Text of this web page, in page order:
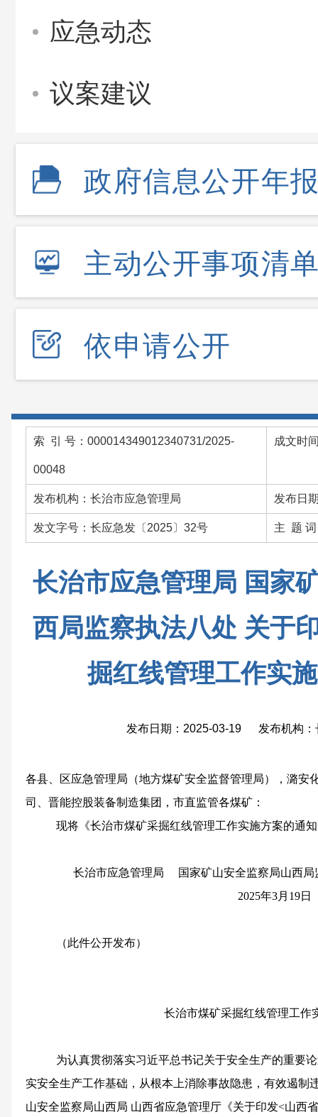
应急动态
议案建议
政府信息公开年
主动公开事项清
依申请公开
索 引 号：000014349012340731/2025-
00048
成文时
发布机构：长治市应急管理局 发布日
发文字号：长应急发〔2025〕32号 主 题 词
长治市应急管理局 国家
西局监察执法八处 关于
掘红线管理工作实
发布日期：2025-03-19 发布机构：
各县、区应急管理局（地方煤矿安全监督管理局），潞安
司、晋能控股装备制造集团，市直监管各煤矿：
现将《长治市煤矿采掘红线管理工作实施方案的通
长治市应急管理局
国家矿山安全监察局山西局
2025年3月19日
（此件公开发布）
长治市煤矿采掘红线管理工作
为认真贯彻落实习近平总书记关于安全生产的重要
实安全生产工作基础，从根本上消除事故隐患，有效遏制
山安全监察局山西局 山西省应急管理厅《关于印发<山西